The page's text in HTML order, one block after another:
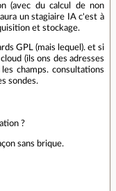
(avec du calcul de non
un stagiaire IA c'est à
et stockage.
GPL (mais lequel). et si
(ils ons des adresses
champs. consultations
sondes.
?
sans brique.